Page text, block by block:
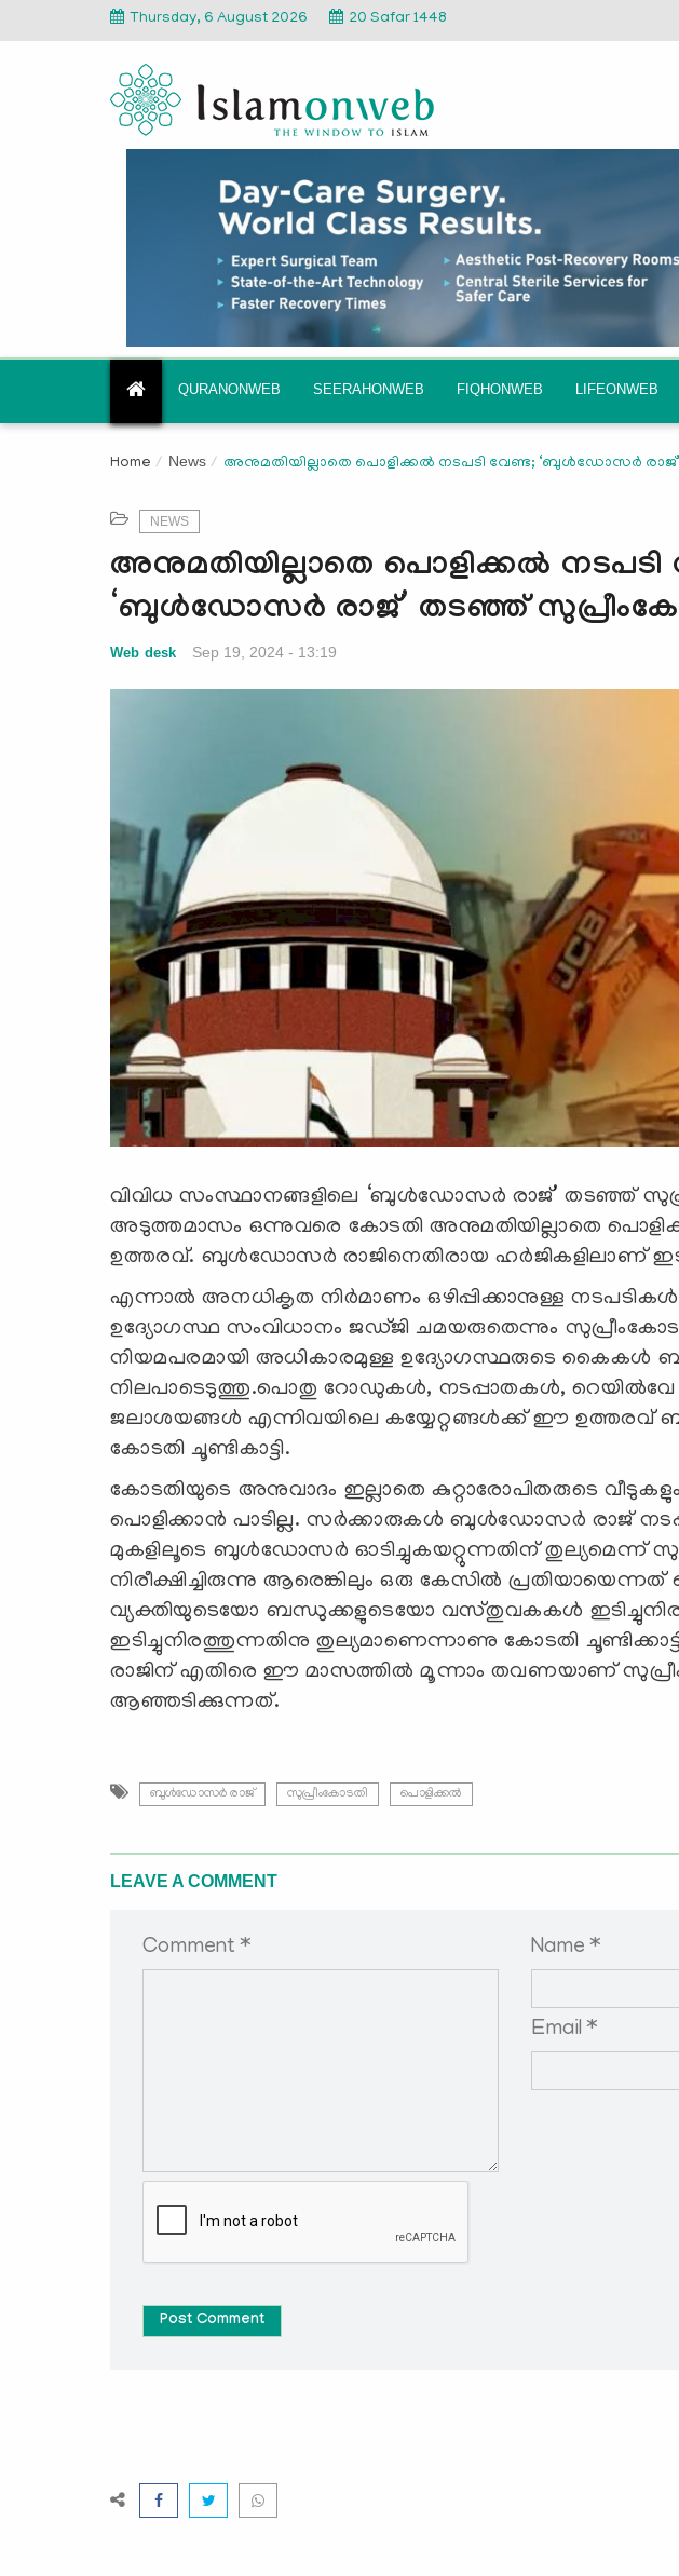
Thursday, 6 August 2026 20 Safar 1448
QURANONWEB SEERAHONWEB FIQHONWEB LIFEONWEB
Home News അനുമതിയില്ലാതെ പൊളിക്കല്‍ നടപടി വേണ്ട; ‘ബുള്‍ഡോസര്‍
NEWS
അനുമതിയില്ലാതെ പൊളിക്കല്‍ നടപടി
‘ബുള്‍ഡോസര്‍ രാജ്’ തടഞ്ഞ്
Web desk Sep 19, 2024 - 13:19
വിവിധ സംസ്ഥാനങ്ങളിലെ ‘ബുള്‍ഡോസര്‍ രാജ്’ തടഞ്ഞ്
അടുത്തമാസം ഒന്നുവരെ കോടതി അനുമതിയില്ലാതെ
ഉത്തരവ്. ബുള്‍ഡോസര്‍ രാജിനെതിരായ ഹ‍ര്‍ജികളിലാണ്
എന്നാല്‍ അനധികൃത നിര്‍മാണം ഒഴിപ്പിക്കാനുള്ള
ഉദ്യോഗസ്ഥ സംവിധാനം ജ‍ഡ്ജി ചമയരുതെന്നും
നിയമപരമായി അധികാരമുള്ള ഉദ്യോഗസ്ഥരുടെ കൈകള്‍
നിലപാടെടുത്തു.പൊതു റോഡുകൾ, നടപ്പാതകൾ,
ജലാശയങ്ങൾ എന്നിവയിലെ കയ്യേറ്റങ്ങൾക്ക് ഈ ഉത്തരവ്
കോടതി ചൂണ്ടികാട്ടി.
കോടതിയുടെ അനുവാദം ഇല്ലാതെ കുറ്റാരോപിതരുടെ
പൊളിക്കാൻ പാടില്ല. സർക്കാരുകൾ ബുൾഡോസർ രാജ്‌
മുകളിലൂടെ ബുൾഡോസർ ഓടിച്ചുകയറ്റുന്നതിന്‌ തുല്യമെന്ന്‌
നിരീക്ഷിച്ചിരുന്നു ആരെങ്കിലും ഒരു കേസിൽ
വ്യക്തിയുടെയോ ബന്ധുക്കളുടെയോ വസ്‌തുവകകൾ
ഇടിച്ചുനിരത്തുന്നതിനു തുല്യമാണെന്നാണു കോടതി
രാജിന്‌ എതിരെ ഈ മാസത്തിൽ മൂന്നാം തവണയാണ്‌
ആഞ്ഞടിക്കുന്നത്‌.
ബുള്‍ഡോസര്‍ രാജ് സുപ്രീംകോടതി പൊളിക്കല്‍
LEAVE A COMMENT
Comment * Name *
Email *
Post Comment